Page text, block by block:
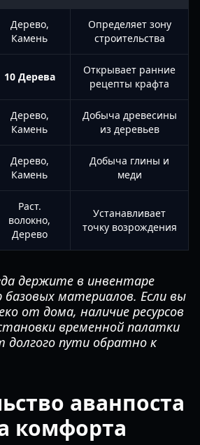
Дерево,
Камень
Определяет зону
строительства
10 Дерева
Открывает ранние
рецепты крафта
Дерево,
Камень
Добыча древесины
из деревьев
Дерево,
Камень
Добыча глины и
меди
Раст.
волокно,
Дерево
Устанавливает
точку возрождения
держите в инвентаре
базовых материалов. Если вы
от дома, наличие ресурсов
временной палатки
долгого пути обратно к
аванпоста
комфорта